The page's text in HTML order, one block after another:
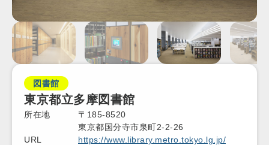
図書館
東京都立多摩図書館
所在地
〒185-8520
東京都国分寺市泉町2-2-26
URL
https://www.library.metro.tokyo.lg.jp/